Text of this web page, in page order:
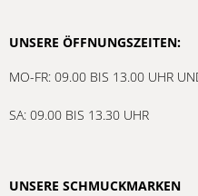
UNSERE ÖFFNUNGSZEITEN:
MO-FR: 09.00 BIS 13.00 UHR
SA: 09.00 BIS 13.30 UHR
UNSERE SCHMUCKMARKEN